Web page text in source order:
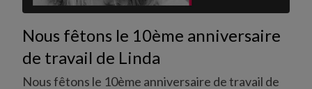
Nous fêtons le 10ème anniversaire
de travail de Linda
Nous fêtons le 10ème anniversaire de travail de